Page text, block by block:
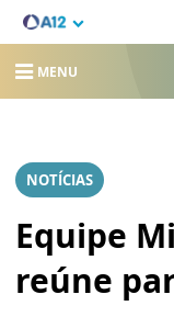
MENU
NOTÍCIAS
Equipe
reúne